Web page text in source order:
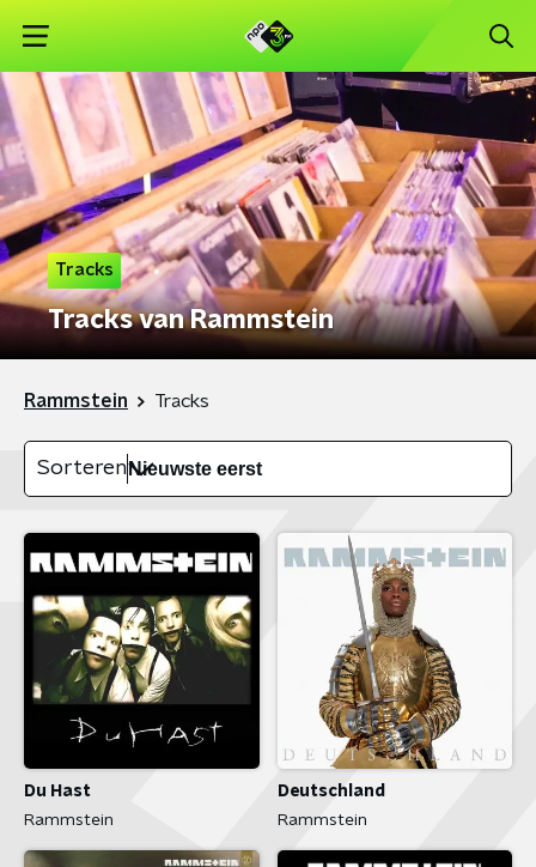
Tracks
Tracks van Rammstein
Rammstein Tracks
Sorteren
Du Hast
Rammstein
Deutschland
Rammstein